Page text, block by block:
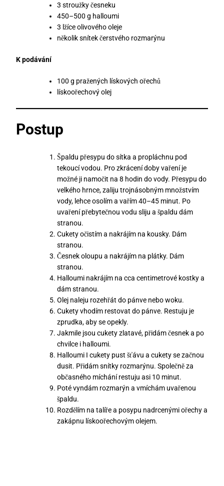
3 stroužky česneku
450–500 g halloumi
3 lžíce olivového oleje
několik snítek čerstvého rozmarýnu
K podávání
100 g pražených lískových ořechů
lískoořechový olej
Postup
Špaldu přesypu do sítka a propláchnu pod
tekoucí vodou. Pro zkrácení doby vaření je
možné ji namočit na 8 hodin do vody. Přesypu do
velkého hrnce, zaliju trojnásobným množstvím
vody, lehce osolím a vařím 40–45 minut. Po
uvaření přebytečnou vodu sliju a špaldu dám
stranou.
Cukety očistím a nakrájím na kousky. Dám
stranou.
Česnek oloupu a nakrájím na plátky. Dám
stranou.
Halloumi nakrájím na cca centimetrové kostky a
dám stranou.
Olej naleju rozehřát do pánve nebo woku.
Cukety vhodím restovat do pánve. Restuju je
zprudka, aby se opekly.
Jakmile jsou cukety zlatavé, přidám česnek a po
chvilce i halloumi.
Halloumi I cukety pust šťávu a cukety se začnou
dusit. Přidám snítky rozmarýnu. Společně za
občasného míchání restuju asi 10 minut.
Poté vyndám rozmarýn a vmíchám uvařenou
špaldu.
Rozdělím na talíře a posypu nadrcenými ořechy a
zakápnu lískoořechovým olejem.